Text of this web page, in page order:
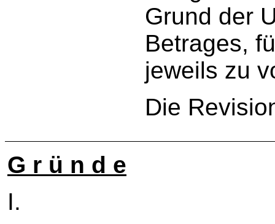
Grund der
Betrages,
jeweils zu
Die
G r ü n d e
I.